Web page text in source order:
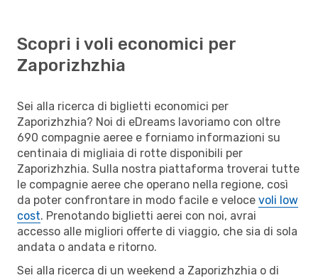
Scopri i voli economici per
Zaporizhzhia
Sei alla ricerca di biglietti economici per
Zaporizhzhia? Noi di eDreams lavoriamo con oltre
690 compagnie aeree e forniamo informazioni su
centinaia di migliaia di rotte disponibili per
Zaporizhzhia. Sulla nostra piattaforma troverai tutte
le compagnie aeree che operano nella regione, così
da poter confrontare in modo facile e veloce voli low
cost. Prenotando biglietti aerei con noi, avrai
accesso alle migliori offerte di viaggio, che sia di sola
andata o andata e ritorno.
Sei alla ricerca di un weekend a Zaporizhzhia o di